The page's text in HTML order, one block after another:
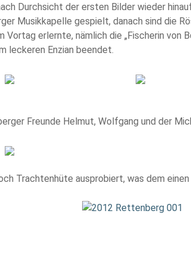
Durchsicht der ersten Bilder wieder
Musikkapelle gespielt, danach sind die
erlernte, nämlich die „Fischerin von
leckeren Enzian beendet.
Freunde Helmut, Wolfgang und der
Trachtenhüte ausprobiert, was dem